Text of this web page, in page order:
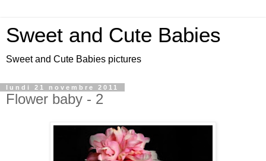
Sweet and Cute Babies
Sweet and Cute Babies pictures
lundi 21 novembre 2011
Flower baby - 2